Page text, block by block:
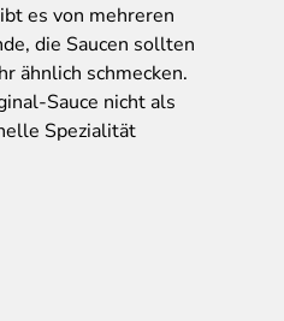
es von mehreren
die Saucen sollten
ähnlich schmecken.
Sauce nicht als
Spezialität